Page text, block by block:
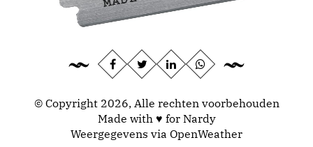
© Copyright 2026, Alle rechten voorbehouden
Made with ♥ for Nardy
Weergegevens via OpenWeather